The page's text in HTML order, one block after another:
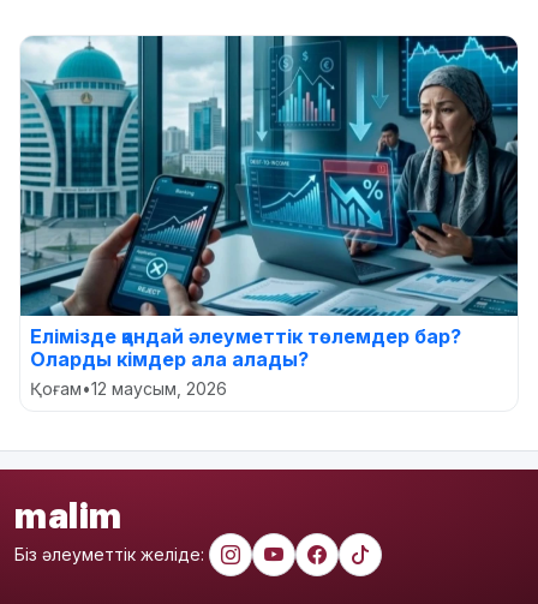
Елімізде қандай әлеуметтік төлемдер бар?
Оларды кімдер ала алады?
Қоғам•12 маусым, 2026
malim
Біз әлеуметтік желіде: